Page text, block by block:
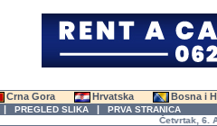
Crna Gora Hrvatska Bosna i
| PREGLED SLIKA | PRVA STRANICA
Četvrtak, 6.